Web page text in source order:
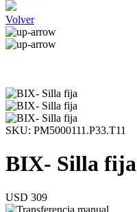
Volver
SKU: PM5000111.P33.T11
BIX- Silla fija
USD 309